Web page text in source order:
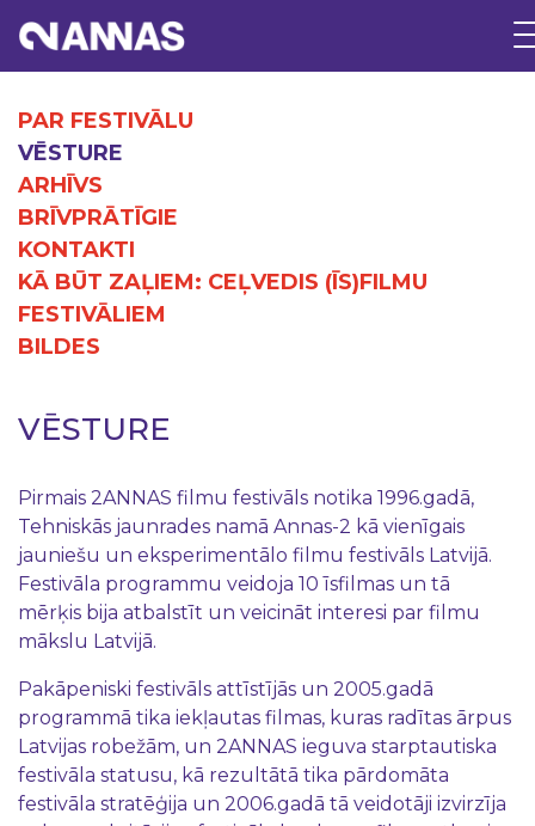
PAR FESTIVĀLU
VĒSTURE
ARHĪVS
BRĪVPRĀTĪGIE
KONTAKTI
KĀ BŪT ZAĻIEM: CEĻVEDIS (ĪS)FILMU
FESTIVĀLIEM
BILDES
VĒSTURE
Pirmais 2ANNAS filmu festivāls notika 1996.gadā,
Tehniskās jaunrades namā Annas-2 kā vienīgais
jauniešu un eksperimentālo filmu festivāls Latvijā.
Festivāla programmu veidoja 10 īsfilmas un tā
mērķis bija atbalstīt un veicināt interesi par filmu
mākslu Latvijā.
Pakāpeniski festivāls attīstījās un 2005.gadā
programmā tika iekļautas filmas, kuras radītas ārpus
Latvijas robežām, un 2ANNAS ieguva starptautiska
festivāla statusu, kā rezultātā tika pārdomāta
festivāla stratēģija un 2006.gadā tā veidotāji izvirzīja